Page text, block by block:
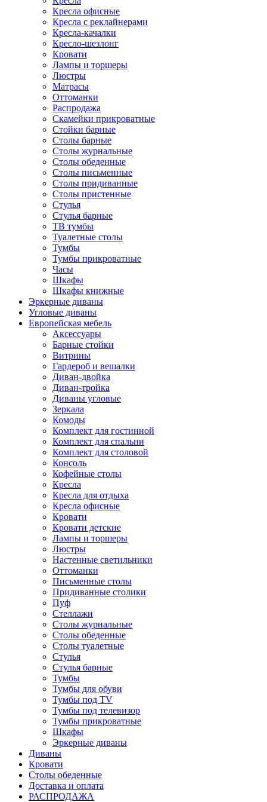
Кресла офисные
Кресла с реклайнерами
Кресла-качалки
Кресло-шезлонг
Кровати
Лампы и торшеры
Люстры
Матрасы
Оттоманки
Распродажа
Скамейки прикроватные
Стойки барные
Столы барные
Столы журнальные
Столы обеденные
Столы письменные
Столы придиванные
Столы пристенные
Стулья
Стулья барные
ТВ тумбы
Туалетные столы
Тумбы
Тумбы прикроватные
Часы
Шкафы
Шкафы книжные
Эркерные диваны
Угловые диваны
Европейская мебель
Аксессуары
Барные стойки
Витрины
Гардероб и вешалки
Диван-двойка
Диван-тройка
Диваны угловые
Зеркала
Комоды
Комплект для гостинной
Комплект для спальни
Комплект для столовой
Консоль
Кофейные столы
Кресла
Кресла для отдыха
Кресла офисные
Кровати
Кровати детские
Лампы и торшеры
Люстры
Настенные светильники
Оттоманки
Письменные столы
Придиванные столики
Пуф
Стеллажи
Столы журнальные
Столы обеденные
Столы туалетные
Стулья
Стулья барные
Тумбы
Тумбы для обуви
Тумбы под TV
Тумбы под телевизор
Тумбы прикроватные
Шкафы
Эркерные диваны
Диваны
Кровати
Столы обеденные
Доставка и оплата
РАСПРОДАЖА